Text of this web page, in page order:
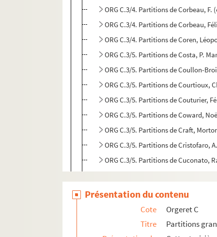
ORG C.3/4. Partitions de Corbeau, F.
ORG C.3/4. Partitions de Corbeau,
ORG C.3/4. Partitions de Coren,
ORG C.3/5. Partitions de Costa, P.
ORG C.3/5. Partitions de Coullon-
ORG C.3/5. Partitions de Courtioux,
ORG C.3/5. Partitions de Couturier,
ORG C.3/5. Partitions de Coward,
ORG C.3/5. Partitions de Craft,
ORG C.3/5. Partitions de Cristofaro,
ORG C.3/5. Partitions de Cuconato,
ORG C.4/1. Partitions de Damaré,
ORG C.4/1. Partitions de Daniderff,
ORG C.4/1. Partitions de
Présentation du contenu
Cote
Orgeret C
Titre
Partitions